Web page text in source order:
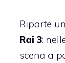
Riparte
Rai 3:
scena a